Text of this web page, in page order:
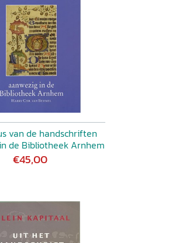
van de handschriften
de Bibliotheek Arnhem
€45,00